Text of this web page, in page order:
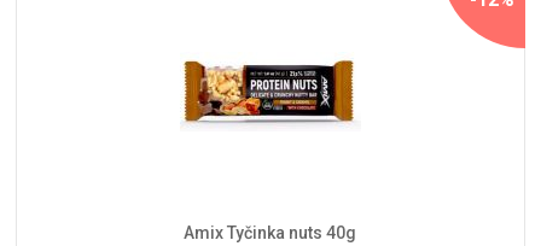
Amix Tyčinka nuts 40g